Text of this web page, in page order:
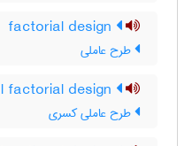
طرح عاملی
طرح عاملی کسری